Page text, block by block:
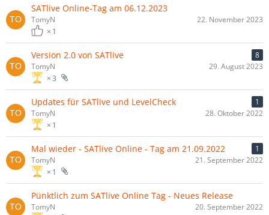
SATlive Online-Tag am 06.12.2023
1
TomyN 22. November 2023
Version 2.0 von SATlive 8
3
TomyN 29. August 2023
Updates für SATlive und LevelCheck 1
1
TomyN 28. Oktober 2022
Mal wieder - SATlive Online - Tag am 21.09.2022 1
1
TomyN 21. September 2022
Pünktlich zum SATlive Online Tag - Neues Release
TomyN 20. September 2022